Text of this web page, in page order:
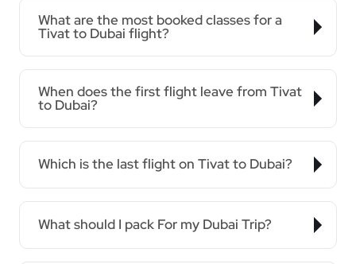
What are the most booked classes for a
Tivat to Dubai flight?
When does the first flight leave from Tivat
to Dubai?
Which is the last flight on Tivat to Dubai?
What should I pack For my Dubai Trip?